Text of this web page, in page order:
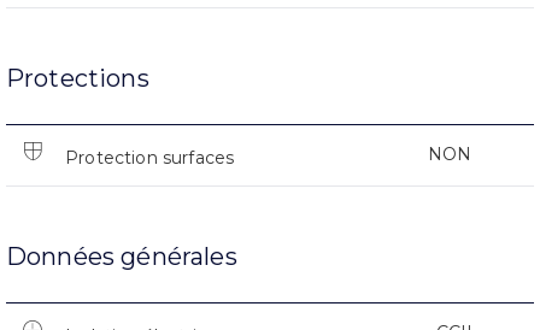
Protections
Protection surfaces NON
Données générales